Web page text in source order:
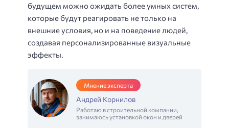
будущем можно ожидать более умных систем,
которые будут реагировать не только на
внешние условия, но и на поведение людей,
создавая персонализированные визуальные
эффекты.
Мнение эксперта
Андрей Корнилов
Работаю в строительной компании,
занимаюсь установкой окон и дверей